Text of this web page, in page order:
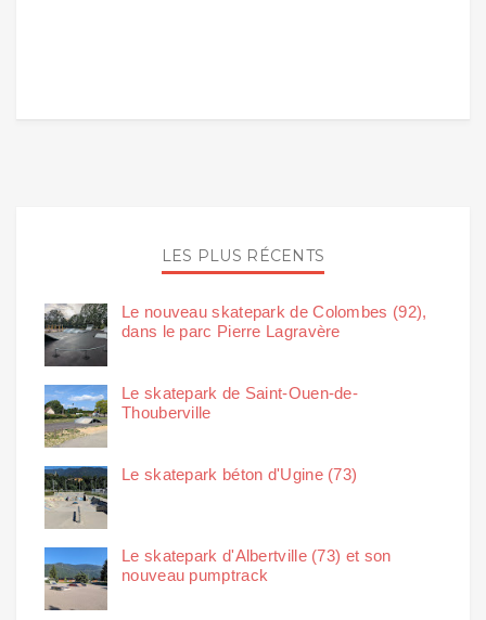
LES PLUS RÉCENTS
Le nouveau skatepark de Colombes (92),
dans le parc Pierre Lagravère
Le skatepark de Saint-Ouen-de-
Thouberville
Le skatepark béton d'Ugine (73)
Le skatepark d'Albertville (73) et son
nouveau pumptrack